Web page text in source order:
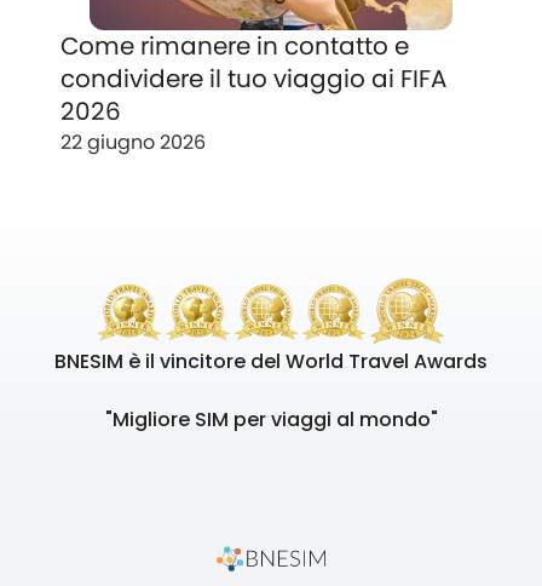
Come rimanere in contatto e
condividere il tuo viaggio ai FIFA
2026
22 giugno 2026
BNESIM è il vincitore del World Travel Awards
"Migliore SIM per viaggi al mondo"